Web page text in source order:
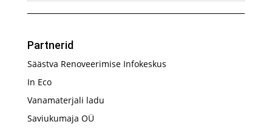
Partnerid
Säästva Renoveerimise Infokeskus
In Eco
Vanamaterjali ladu
Saviukumaja OÜ